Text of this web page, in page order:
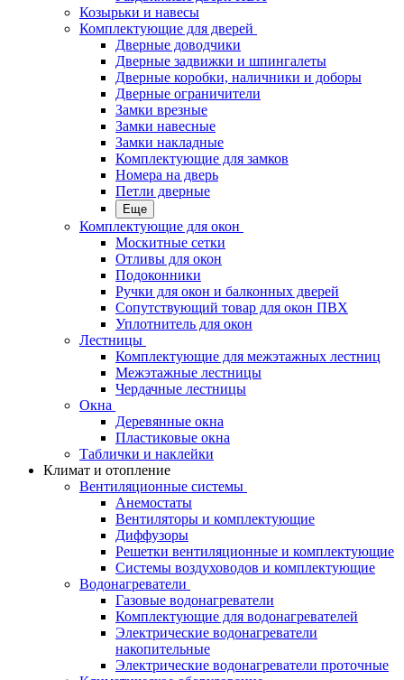
Козырьки и навесы
Комплектующие для дверей
Дверные доводчики
Дверные задвижки и шпингалеты
Дверные коробки, наличники и доборы
Дверные ограничители
Замки врезные
Замки навесные
Замки накладные
Комплектующие для замков
Номера на дверь
Петли дверные
Еще
Комплектующие для окон
Москитные сетки
Отливы для окон
Подоконники
Ручки для окон и балконных дверей
Сопутствующий товар для окон ПВХ
Уплотнитель для окон
Лестницы
Комплектующие для межэтажных лестниц
Межэтажные лестницы
Чердачные лестницы
Окна
Деревянные окна
Пластиковые окна
Таблички и наклейки
Климат и отопление
Вентиляционные системы
Анемостаты
Вентиляторы и комплектующие
Диффузоры
Решетки вентиляционные и комплектующие
Системы воздуховодов и комплектующие
Водонагреватели
Газовые водонагреватели
Комплектующие для водонагревателей
Электрические водонагреватели
накопительные
Электрические водонагреватели проточные